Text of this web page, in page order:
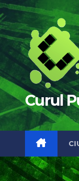
Saltar
al
contenido
Curul